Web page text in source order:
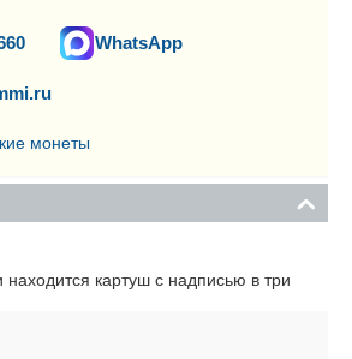
WhatsApp
монеты
находится картуш с надписью в три